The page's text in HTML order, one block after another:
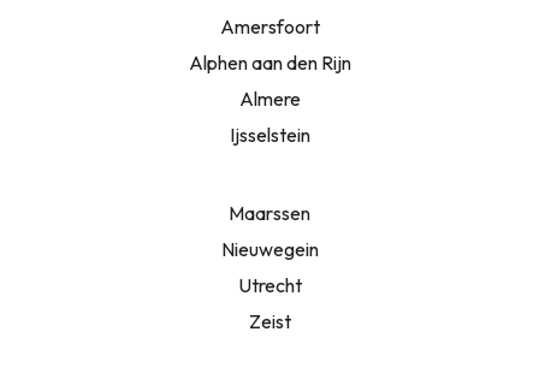
Amersfoort
Alphen aan den Rijn
Almere
Ijsselstein
Maarssen
Nieuwegein
Utrecht
Zeist